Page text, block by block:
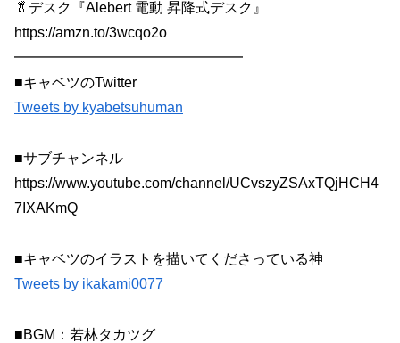
🥬デスク『Alebert 電動 昇降式デスク』
https://amzn.to/3wcqo2o
━━━━━━━━━━━━━━━━
■キャベツのTwitter
Tweets by kyabetsuhuman
■サブチャンネル
https://www.youtube.com/channel/UCvszyZSAxTQjHCH4
7IXAKmQ
■キャベツのイラストを描いてくださっている神
Tweets by ikakami0077
■BGM：若林タカツグ